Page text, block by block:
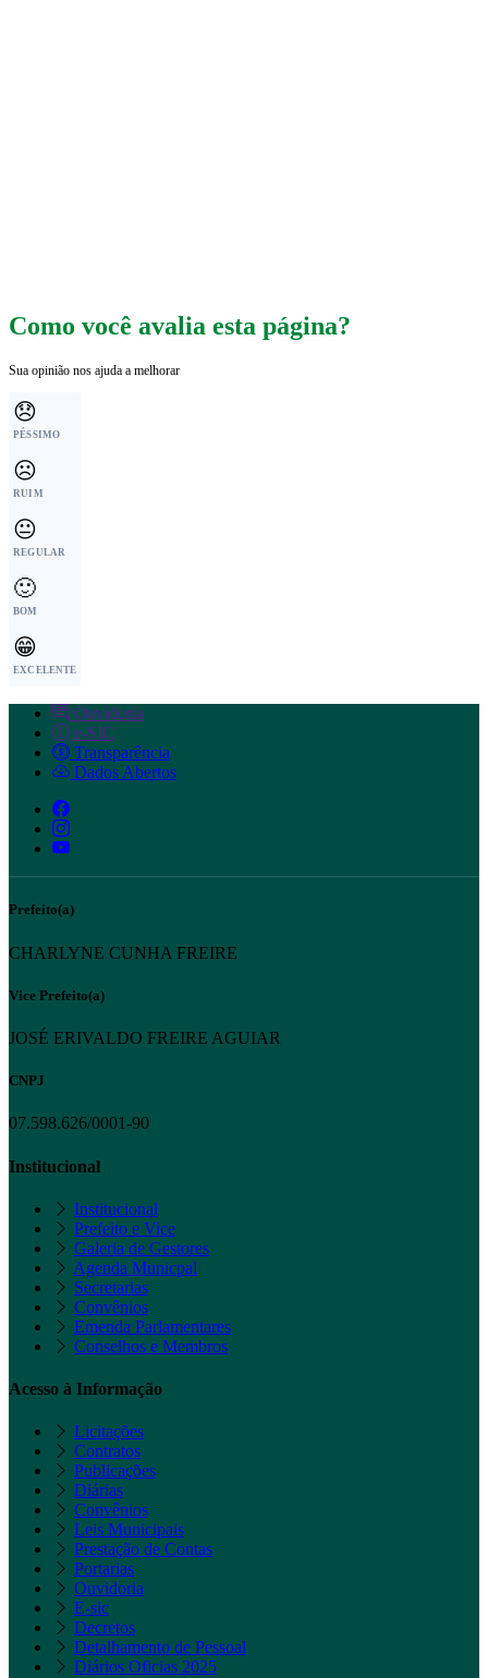
Como você avalia esta página?
Sua opinião nos ajuda a melhorar
😞
PÉSSIMO
☹️
RUIM
😐
REGULAR
🙂
BOM
😁
EXCELENTE
Ouvidoria
e-SIC
Transparência
Dados Abertos
Prefeito(a)
CHARLYNE CUNHA FREIRE
Vice Prefeito(a)
JOSÉ ERIVALDO FREIRE AGUIAR
CNPJ
07.598.626/0001-90
Institucional
Institucional
Prefeito e Vice
Galeria de Gestores
Agenda Municpal
Secretarias
Convênios
Emenda Parlamentares
Conselhos e Membros
Acesso à Informação
Licitações
Contratos
Publicações
Diárias
Convênios
Leis Municipais
Prestação de Contas
Portarias
Ouvidoria
E-sic
Decretos
Detalhamento de Pessoal
Diários Oficias 2025